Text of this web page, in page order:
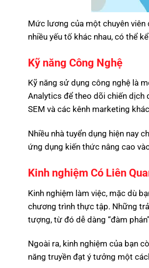
Mức lương của một chuyên
nhiều yếu tố khác nhau, có thể
Kỹ năng Công Nghệ
Kỹ năng sử dụng công nghệ là
Analytics để theo dõi chiến dịch
SEM và các kênh marketing
Nhiều nhà tuyển dụng hiện nay
ứng dụng kiến thức nâng cao
Kinh nghiệm Có Liên
Kinh nghiệm làm việc, mặc dù
chương trình thực tập. Những
tượng, từ đó dễ dàng “đàm
Ngoài ra, kinh nghiệm của bạn
năng truyền đạt ý tưởng một